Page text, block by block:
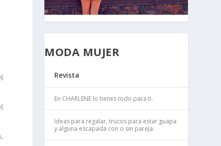
,
MODA MUJER
Revista
En CHARLENE lo tienes todo para ti.
Ideas para regalar, trucos para estar guapa
y alguna escapada con o sin pareja.